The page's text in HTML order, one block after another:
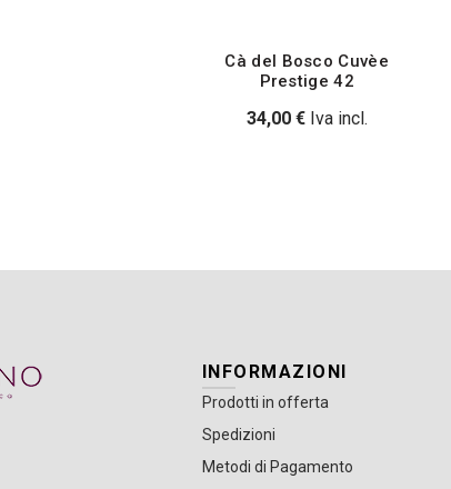
Cà del Bosco Cuvèe
Prestige 42
34,00 € Iva incl.
INFORMAZIONI
Prodotti in offerta
Spedizioni
Metodi di Pagamento